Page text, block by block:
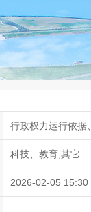
行政权力运行依据
科技、教育,其它
2026-02-05 15:30